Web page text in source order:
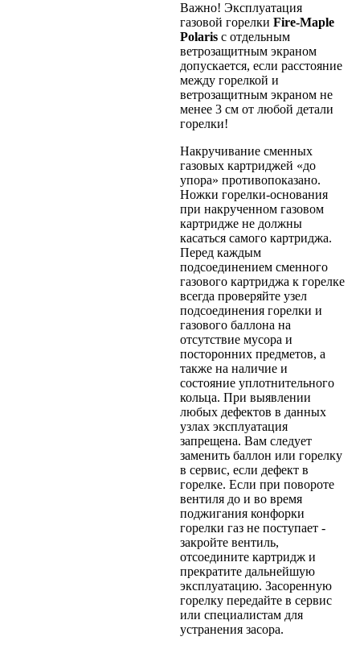
Важно! Эксплуатация
газовой горелки Fire-Maple
Polaris с отдельным
ветрозащитным экраном
допускается, если расстояние
между горелкой и
ветрозащитным экраном не
менее 3 см от любой детали
горелки!
Накручивание сменных
газовых картриджей «до
упора» противопоказано.
Ножки горелки-основания
при накрученном газовом
картридже не должны
касаться самого картриджа.
Перед каждым
подсоединением сменного
газового картриджа к горелке
всегда проверяйте узел
подсоединения горелки и
газового баллона на
отсутствие мусора и
посторонних предметов, а
также на наличие и
состояние уплотнительного
кольца. При выявлении
любых дефектов в данных
узлах эксплуатация
запрещена. Вам следует
заменить баллон или горелку
в сервис, если дефект в
горелке. Если при повороте
вентиля до и во время
поджигания конфорки
горелки газ не поступает -
закройте вентиль,
отсоедините картридж и
прекратите дальнейшую
эксплуатацию. Засоренную
горелку передайте в сервис
или специалистам для
устранения засора.